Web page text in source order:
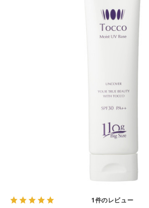
1件のレビュー